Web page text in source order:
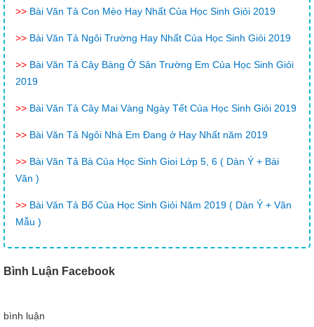
>> Bài Văn Tả Con Mèo Hay Nhất Của Học Sinh Giỏi 2019
>> Bài Văn Tả Ngôi Trường Hay Nhất Của Học Sinh Giỏi 2019
>> Bài Văn Tả Cây Bàng Ở Sân Trường Em Của Học Sinh Giỏi
2019
>> Bài Văn Tả Cây Mai Vàng Ngày Tết Của Học Sinh Giỏi 2019
>> Bài Văn Tả Ngôi Nhà Em Đang ở Hay Nhất năm 2019
>> Bài Văn Tả Bà Của Học Sinh Gioi Lớp 5, 6 ( Dàn Ý + Bài
Văn )
>> Bài Văn Tả Bố Của Học Sinh Giỏi Năm 2019 ( Dàn Ý + Văn
Mẫu )
Bình Luận Facebook
bình luận